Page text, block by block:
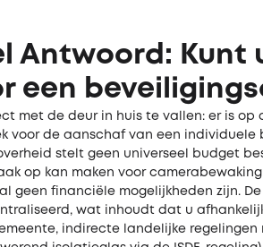
Antwoord: Kunt
een
met de deur in huis te vallen: er is
voor de aanschaf van een
stelt geen universeel budget
op kan maken voor
geen financiële mogelijkheden zijn.
wat inhoudt dat u
indirecte landelijke regelingen